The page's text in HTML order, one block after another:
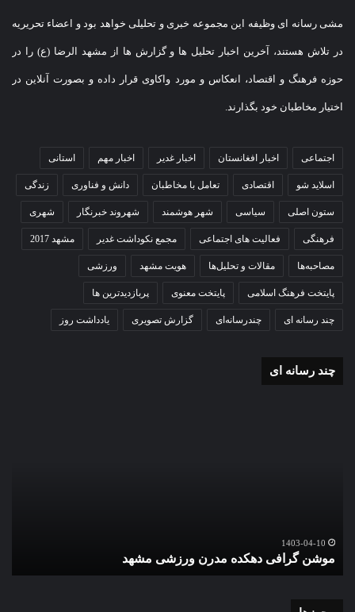
مشی رسانه ای وظیفه این مجموعه خبری و تحلیلی خواهد بود و اعضاء تحریریه
در تلاش هستند، آخرین اخبار تحلیل ها و گزارش ها از مشهد الرضا (ع) را در
حوزه فرهنگ و اقتصاد، انعکاس و مورد واکاوی قرار داده و بصورت آنلاین در
اختیار مخاطبان خود بگذارند.
اجتماعی اخبار افغانستان اخبار غدیر اخبار مهم استانی
اسلاید شو اقتصادی تعامل با مخاطبان دانش و فناوری زندگی
ستون اصلی سیاسی شهر هوشمند شهروند خبرنگار شهری
فرهنگی فعالیت های اجتماعی مجمع نکوداشت غدیر مشهد 2017
مصاحبه‌ها مقالات و تحلیل‌ها هویت مشهد ورزشی
پایتخت فرهنگ اسلامی پایتخت معنوی پربازدیدترین ها
چند رسانه ای چندرسانه‌ای گزارش تصویری یادداشت روز
چند رسانه ای
1403-04-10
موشن گرافی دهکده مدرن ورزشی مشهد